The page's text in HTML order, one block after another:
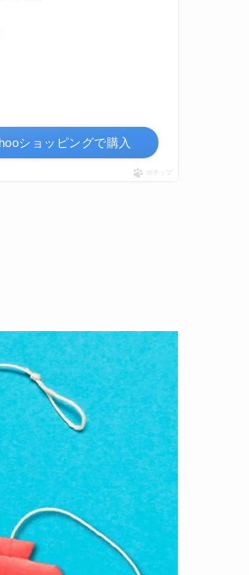
ショッピングで購入
ポチップ